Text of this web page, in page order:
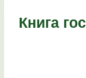
Книга